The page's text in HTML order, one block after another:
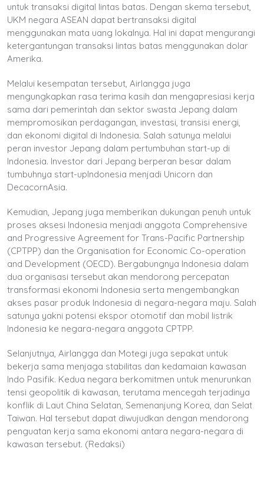
untuk transaksi digital lintas batas. Dengan skema tersebut,
UKM negara ASEAN dapat bertransaksi digital
menggunakan mata uang lokalnya. Hal ini dapat mengurangi
ketergantungan transaksi lintas batas menggunakan dolar
Amerika.
Melalui kesempatan tersebut, Airlangga juga
mengungkapkan rasa terima kasih dan mengapresiasi kerja
sama dari pemerintah dan sektor swasta Jepang dalam
mempromosikan perdagangan, investasi, transisi energi,
dan ekonomi digital di Indonesia. Salah satunya melalui
peran investor Jepang dalam pertumbuhan start-up di
Indonesia. Investor dari Jepang berperan besar dalam
tumbuhnya start-upIndonesia menjadi Unicorn dan
DecacornAsia.
Kemudian, Jepang juga memberikan dukungan penuh untuk
proses aksesi Indonesia menjadi anggota Comprehensive
and Progressive Agreement for Trans-Pacific Partnership
(CPTPP) dan the Organisation for Economic Co-operation
and Development (OECD). Bergabungnya Indonesia dalam
dua organisasi tersebut akan mendorong percepatan
transformasi ekonomi Indonesia serta mengembangkan
akses pasar produk Indonesia di negara-negara maju. Salah
satunya yakni potensi ekspor otomotif dan mobil listrik
Indonesia ke negara-negara anggota CPTPP.
Selanjutnya, Airlangga dan Motegi juga sepakat untuk
bekerja sama menjaga stabilitas dan kedamaian kawasan
Indo Pasifik. Kedua negara berkomitmen untuk menurunkan
tensi geopolitik di kawasan, terutama mencegah terjadinya
konflik di Laut China Selatan, Semenanjung Korea, dan Selat
Taiwan. Hal tersebut dapat diwujudkan dengan mendorong
penguatan kerja sama ekonomi antara negara-negara di
kawasan tersebut. (Redaksi)